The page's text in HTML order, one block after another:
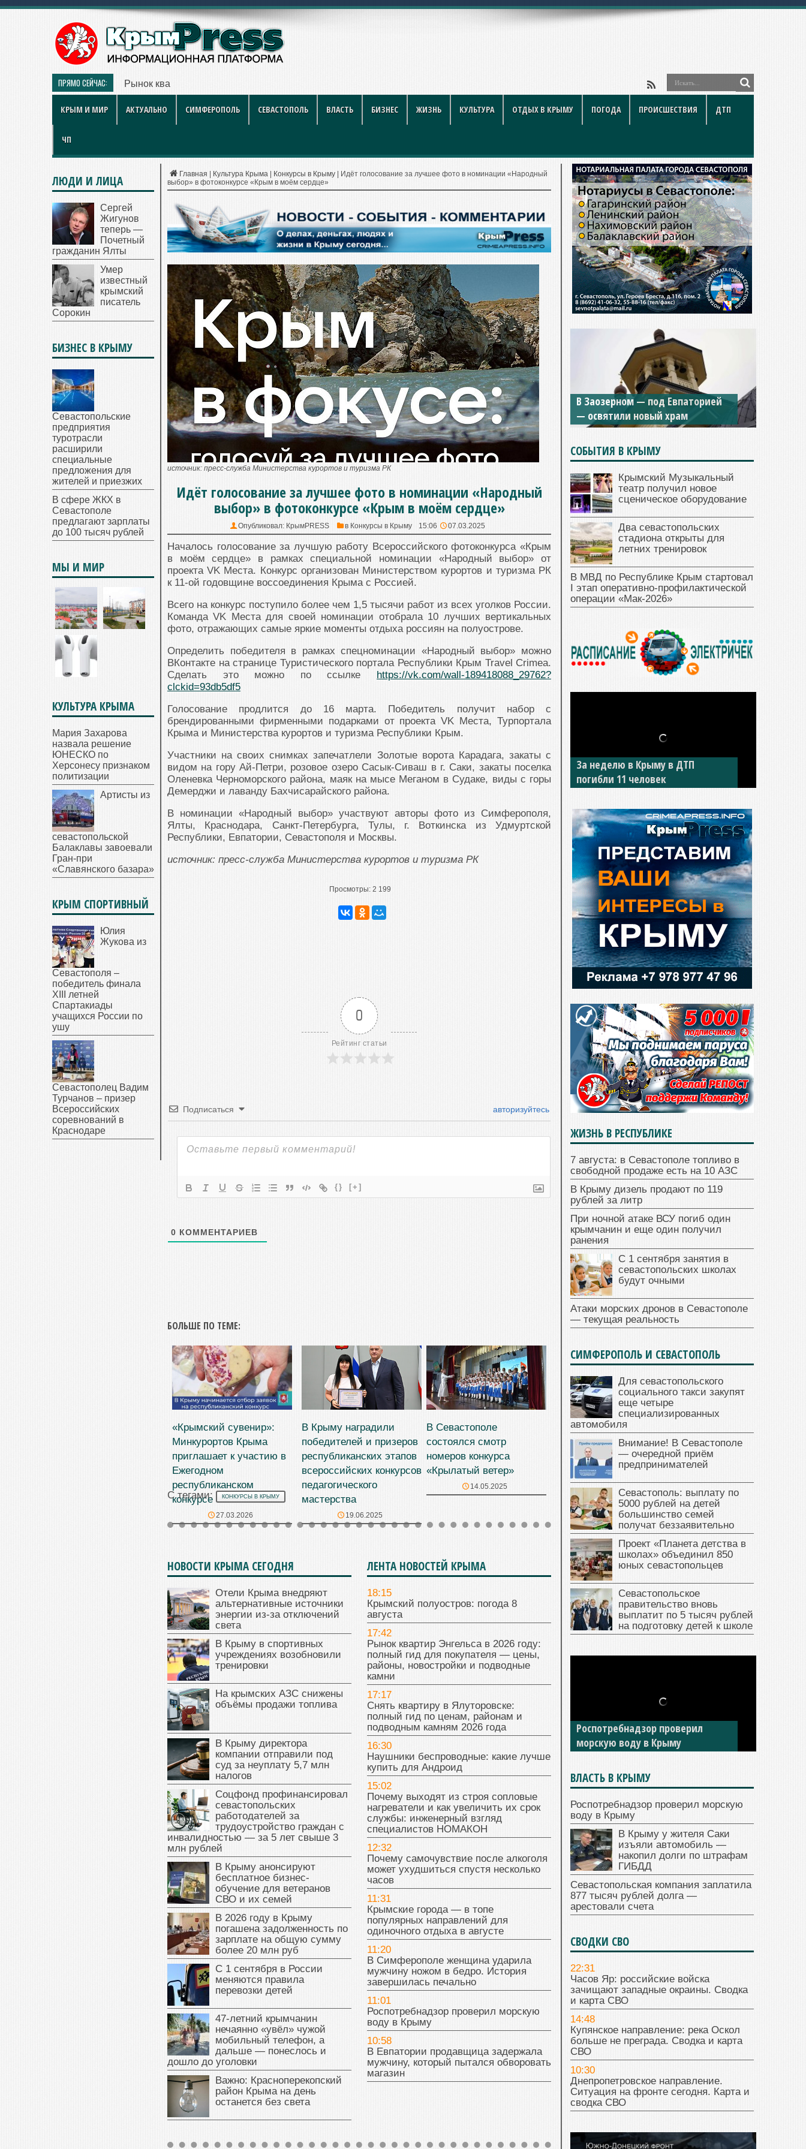
ПРЯМО СЕЙЧАС: Рынок квартир Энгельса в 2026 году: полный гид для покупат
КРЫМ И МИР АКТУАЛЬНО СИМФЕРОПОЛЬ СЕВАСТОПОЛЬ ВЛАСТЬ БИЗНЕС ЖИЗНЬ КУЛЬТУРА ОТДЫХ В КРЫМУ ПОГОДА ПРОИСШЕСТВИЯ ДТП
ЧП
Главная Культура Крыма Конкурсы в Крыму
Идёт голосование за лучшее фото в номинации «Народный
выбор» в фотоконкурсе «Крым в моём сердце»
источник: пресс-служба Министерства курортов и туризма РК
Идёт голосование за лучшее фото в номинации «Народный
выбор» в фотоконкурсе «Крым в моём сердце»
Опубликовал: КрымPRESS в Конкурсы в Крыму 15:06 07.03.2025
Началось голосование за лучшую работу Всероссийского фотоконкурса «Крым
в моём сердце» в рамках специальной номинации «Народный выбор» от
проекта VK Места. Конкурс организован Министерством курортов и туризма РК
к 11-ой годовщине воссоединения Крыма с Россией.
Всего на конкурс поступило более чем 1,5 тысячи работ из всех уголков России.
Команда VK Места для своей номинации отобрала 10 лучших вертикальных
фото, отражающих самые яркие моменты отдыха россиян на полуострове.
Определить победителя в рамках спецноминации «Народный выбор» можно
ВКонтакте на странице Туристического портала Республики Крым Travel Crimea.
Сделать это можно по ссылке
https://vk.com/wall-189418088_29762?
clckid=93db5df5
Голосование продлится до 16 марта. Победитель получит набор с
брендированными фирменными подарками от проекта VK Места, Турпортала
Крыма и Министерства курортов и туризма Республики Крым.
Участники на своих снимках запечатлели Золотые ворота Карадага, закаты с
видом на гору Ай-Петри, розовое озеро Сасык-Сиваш в г. Саки, закаты поселка
Оленевка Черноморского района, маяк на мысе Меганом в Судаке, виды с горы
Демерджи и лаванду Бахчисарайского района.
В номинации «Народный выбор» участвуют авторы фото из Симферополя,
Ялты, Краснодара, Санкт-Петербурга, Тулы, г. Воткинска из Удмуртской
Республики, Евпатории, Севастополя и Москвы.
источник: пресс-служба Министерства курортов и туризма РК
Просмотры: 2 199
0
Рейтинг статьи
Подписаться авторизуйтесь
{} [+]
0 КОММЕНТАРИЕВ
БОЛЬШЕ ПО ТЕМЕ:
«Крымский сувенир»:
Минкурортов Крыма
приглашает к участию в
Ежегодном
республиканском
конкурсе
27.03.2026
В Крыму наградили
победителей и призеров
республиканских этапов
всероссийских конкурсов
педагогического
мастерства
19.06.2025
В Севастополе
состоялся смотр
номеров конкурса
«Крылатый ветер»
14.05.2025
С тегами: КОНКУРСЫ В КРЫМУ
НОВОСТИ КРЫМА СЕГОДНЯ
Отели Крыма внедряют
альтернативные источники
энергии из-за отключений
света
В Крыму в спортивных
учреждениях возобновили
тренировки
На крымских АЗС снижены
объёмы продажи топлива
В Крыму директора
компании отправили под
суд за неуплату 5,7 млн
налогов
Соцфонд профинансировал
севастопольских
работодателей за
трудоустройство граждан с
инвалидностью — за 5 лет свыше 3
млн рублей
В Крыму анонсируют
бесплатное бизнес-
обучение для ветеранов
СВО и их семей
В 2026 году в Крыму
погашена задолженность по
зарплате на общую сумму
более 20 млн руб
С 1 сентября в России
меняются правила
перевозки детей
47‑летний крымчанин
нечаянно «увёл» чужой
мобильный телефон, а
дальше — понеслось и
дошло до уголовки
Важно: Красноперекопский
район Крыма на день
останется без света
ЛЕНТА НОВОСТЕЙ КРЫМА
18:15
Крымский полуостров: погода 8
августа
17:42
Рынок квартир Энгельса в 2026 году:
полный гид для покупателя — цены,
районы, новостройки и подводные
камни
17:17
Снять квартиру в Ялуторовске:
полный гид по ценам, районам и
подводным камням 2026 года
16:30
Наушники беспроводные: какие лучше
купить для Андроид
15:02
Почему выходят из строя сопловые
нагреватели и как увеличить их срок
службы: инженерный взгляд
специалистов НОМАКОН
12:32
Почему самочувствие после алкоголя
может ухудшиться спустя несколько
часов
11:31
Крымские города — в топе
популярных направлений для
одиночного отдыха в августе
11:20
В Симферополе женщина ударила
мужчину ножом в бедро. История
завершилась печально
11:01
Роспотребнадзор проверил морскую
воду в Крыму
10:58
В Евпатории продавщица задержала
мужчину, который пытался обворовать
магазин
ЛЮДИ И ЛИЦА
Сергей
Жигунов
теперь —
Почетный
гражданин Ялты
Умер
известный
крымский
писатель
Сорокин
БИЗНЕС В КРЫМУ
Севастопольские
предприятия
туротрасли
расширили
специальные
предложения для
жителей и приезжих
В сфере ЖКХ в
Севастополе
предлагают зарплаты
до 100 тысяч рублей
МЫ И МИР
КУЛЬТУРА КРЫМА
Мария Захарова
назвала решение
ЮНЕСКО по
Херсонесу признаком
политизации
Артисты из
севастопольской
Балаклавы завоевали
Гран-при
«Славянского базара»
КРЫМ СПОРТИВНЫЙ
Юлия
Жукова из
Севастополя –
победитель финала
XIII летней
Спартакиады
учащихся России по
ушу
Севастополец Вадим
Турчанов – призер
Всероссийских
соревнований в
Краснодаре
В Заозерном — под Евпаторией
— освятили новый храм
СОБЫТИЯ В КРЫМУ
Крымский Музыкальный
театр получил новое
сценическое оборудование
Два севастопольских
стадиона открыты для
летних тренировок
В МВД по Республике Крым стартовал
I этап оперативно‑профилактической
операции «Мак‑2026»
За неделю в Крыму в ДТП
погибли 11 человек
ЖИЗНЬ В РЕСПУБЛИКЕ
7 августа: в Севастополе топливо в
свободной продаже есть на 10 АЗС
В Крыму дизель продают по 119
рублей за литр
При ночной атаке ВСУ погиб один
крымчанин и еще один получил
ранения
С 1 сентября занятия в
севастопольских школах
будут очными
Атаки морских дронов в Севастополе
— текущая реальность
СИМФЕРОПОЛЬ И СЕВАСТОПОЛЬ
Для севастопольского
социального такси закупят
еще четыре
специализированных
автомобиля
Внимание! В Севастополе
— очередной приём
предпринимателей
Севастополь: выплату по
5000 рублей на детей
большинство семей
получат беззаявительно
Проект «Планета детства в
школах» объединил 850
юных севастопольцев
Севастопольское
правительство вновь
выплатит по 5 тысяч рублей
на подготовку детей к школе
Роспотребнадзор проверил
морскую воду в Крыму
ВЛАСТЬ В КРЫМУ
Роспотребнадзор проверил морскую
воду в Крыму
В Крыму у жителя Саки
изъяли автомобиль —
накопил долги по штрафам
ГИБДД
Севастопольская компания заплатила
877 тысяч рублей долга —
арестовали счета
СВОДКИ СВО
22:31
Часов Яр: российские войска
зачищают западные окраины. Сводка
и карта СВО
14:48
Купянское направление: река Оскол
больше не преграда. Сводка и карта
СВО
10:30
Днепропетровское направление.
Ситуация на фронте сегодня. Карта и
сводка СВО